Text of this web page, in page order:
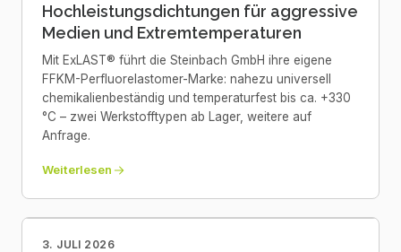
Hochleistungsdichtungen für aggressive
Medien und Extremtemperaturen
Mit ExLAST® führt die Steinbach GmbH ihre eigene
FFKM-Perfluorelastomer-Marke: nahezu universell
chemikalienbeständig und temperaturfest bis ca. +330
°C – zwei Werkstofftypen ab Lager, weitere auf
Anfrage.
Weiterlesen
3. JULI 2026